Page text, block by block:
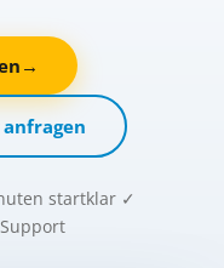
→
startklar ✓